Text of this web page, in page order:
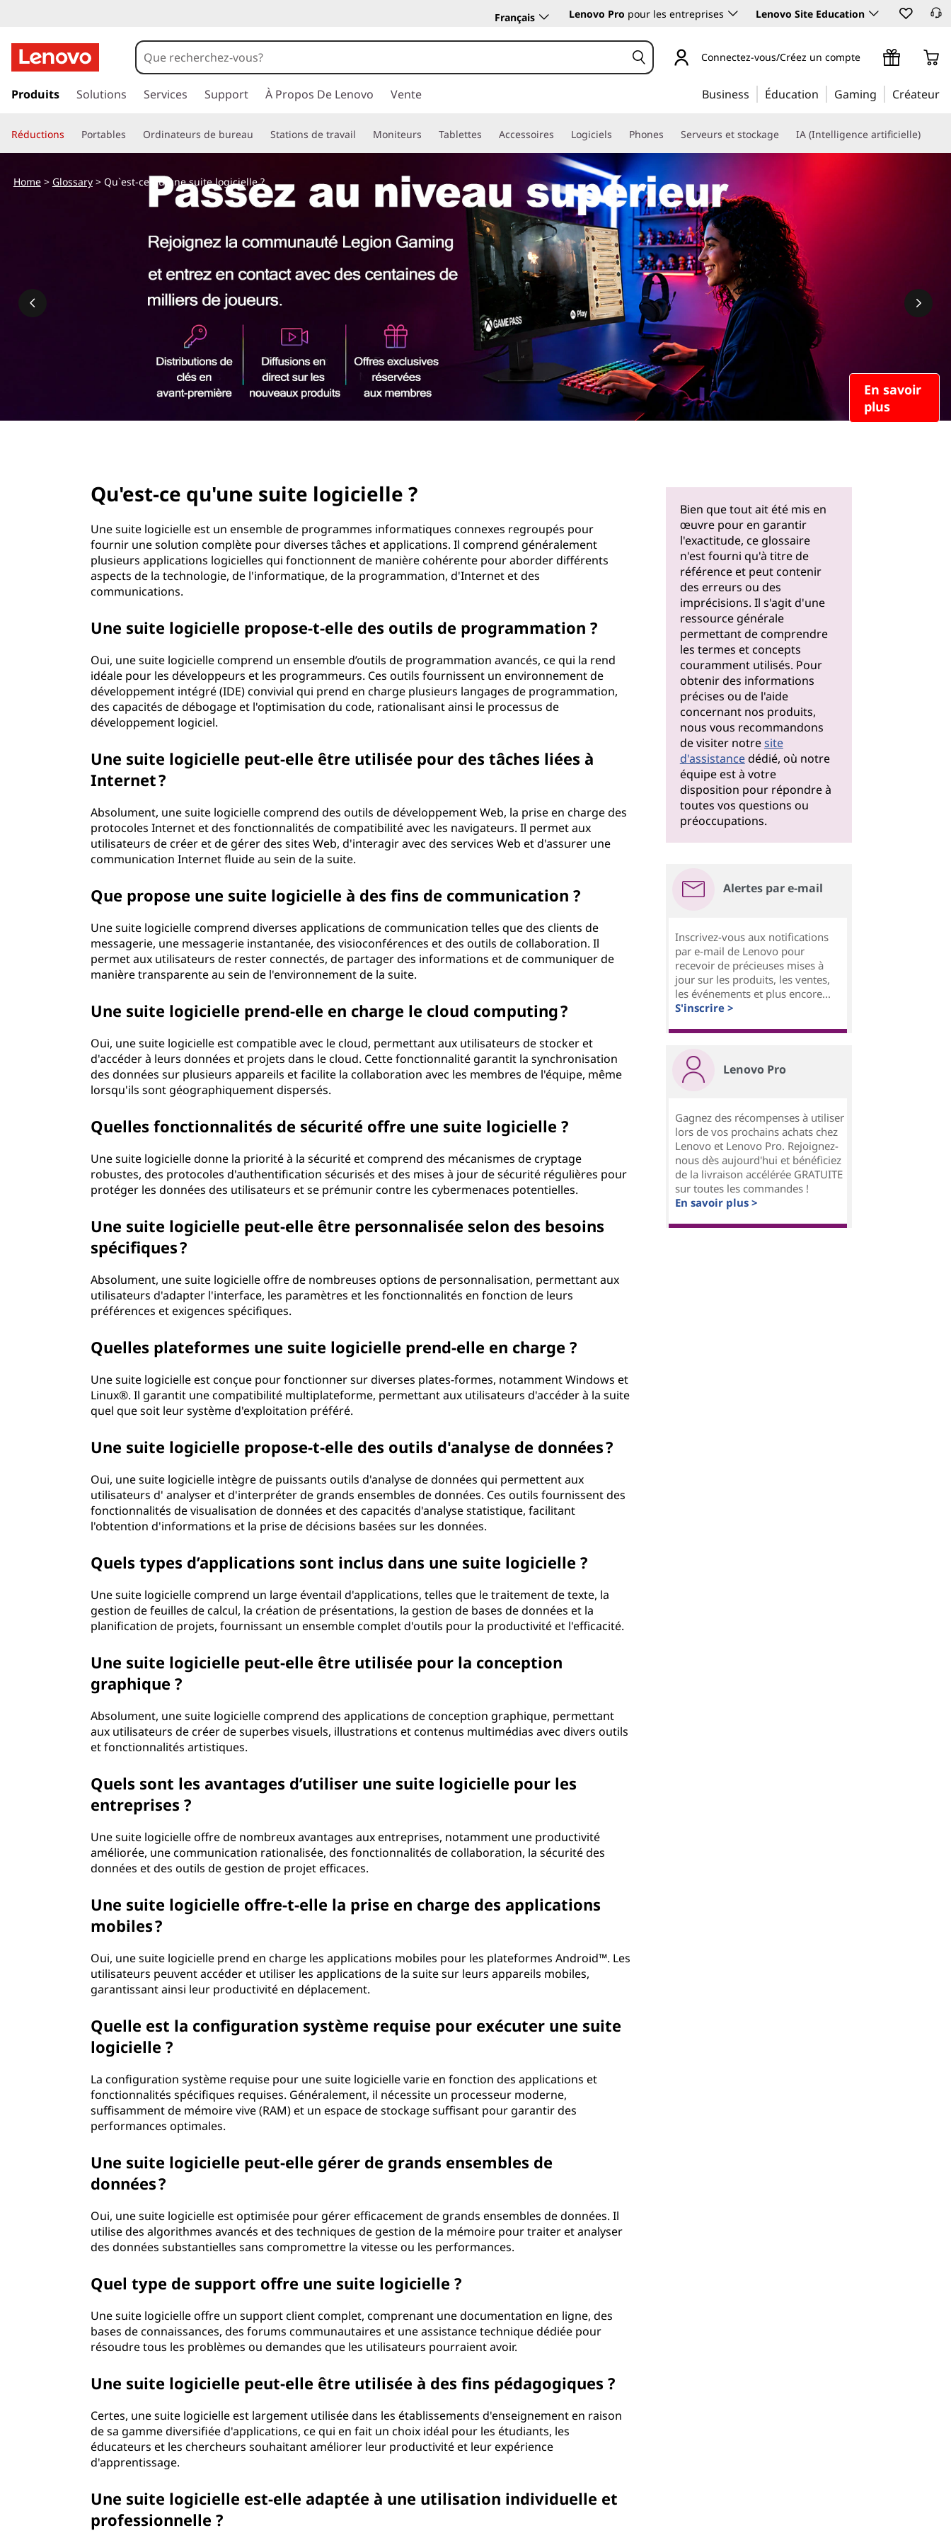
Français Lenovo Pro pour les entreprises Lenovo Site Education
a
e
r
u
a
Connectez-vous/Créez un compte
Produits Solutions Services Support À Propos De Lenovo Vente Business Éducation Gaming Créateur
Réductions Portables Ordinateurs de bureau Stations de travail Moniteurs Tablettes Accessoires Logiciels Phones Serveurs et stockage IA (Intelligence artificielle)
En savoir
plus
Home> Glossary> Qu`est-ce qu`une suite logicielle ?
Qu'est-ce qu'une suite logicielle ?
Une suite logicielle est un ensemble de programmes informatiques connexes regroupés pour
fournir une solution complète pour diverses tâches et applications. Il comprend généralement
plusieurs applications logicielles qui fonctionnent de manière cohérente pour aborder différents
aspects de la technologie, de l'informatique, de la programmation, d'Internet et des
communications.
Une suite logicielle propose-t-elle des outils de programmation ?
Oui, une suite logicielle comprend un ensemble d’outils de programmation avancés, ce qui la rend
idéale pour les développeurs et les programmeurs. Ces outils fournissent un environnement de
développement intégré (IDE) convivial qui prend en charge plusieurs langages de programmation,
des capacités de débogage et l'optimisation du code, rationalisant ainsi le processus de
développement logiciel.
Une suite logicielle peut-elle être utilisée pour des tâches liées à
Internet ?
Absolument, une suite logicielle comprend des outils de développement Web, la prise en charge des
protocoles Internet et des fonctionnalités de compatibilité avec les navigateurs. Il permet aux
utilisateurs de créer et de gérer des sites Web, d'interagir avec des services Web et d'assurer une
communication Internet fluide au sein de la suite.
Que propose une suite logicielle à des fins de communication ?
Une suite logicielle comprend diverses applications de communication telles que des clients de
messagerie, une messagerie instantanée, des visioconférences et des outils de collaboration. Il
permet aux utilisateurs de rester connectés, de partager des informations et de communiquer de
manière transparente au sein de l'environnement de la suite.
Une suite logicielle prend-elle en charge le cloud computing ?
Oui, une suite logicielle est compatible avec le cloud, permettant aux utilisateurs de stocker et
d'accéder à leurs données et projets dans le cloud. Cette fonctionnalité garantit la synchronisation
des données sur plusieurs appareils et facilite la collaboration avec les membres de l'équipe, même
lorsqu'ils sont géographiquement dispersés.
Quelles fonctionnalités de sécurité offre une suite logicielle ?
Une suite logicielle donne la priorité à la sécurité et comprend des mécanismes de cryptage
robustes, des protocoles d'authentification sécurisés et des mises à jour de sécurité régulières pour
protéger les données des utilisateurs et se prémunir contre les cybermenaces potentielles.
Une suite logicielle peut-elle être personnalisée selon des besoins
spécifiques ?
Absolument, une suite logicielle offre de nombreuses options de personnalisation, permettant aux
utilisateurs d'adapter l'interface, les paramètres et les fonctionnalités en fonction de leurs
préférences et exigences spécifiques.
Quelles plateformes une suite logicielle prend-elle en charge ?
Une suite logicielle est conçue pour fonctionner sur diverses plates-formes, notamment Windows et
Linux®. Il garantit une compatibilité multiplateforme, permettant aux utilisateurs d'accéder à la suite
quel que soit leur système d'exploitation préféré.
Une suite logicielle propose-t-elle des outils d'analyse de données ?
Oui, une suite logicielle intègre de puissants outils d'analyse de données qui permettent aux
utilisateurs d' analyser et d'interpréter de grands ensembles de données. Ces outils fournissent des
fonctionnalités de visualisation de données et des capacités d'analyse statistique, facilitant
l'obtention d'informations et la prise de décisions basées sur les données.
Quels types d’applications sont inclus dans une suite logicielle ?
Une suite logicielle comprend un large éventail d'applications, telles que le traitement de texte, la
gestion de feuilles de calcul, la création de présentations, la gestion de bases de données et la
planification de projets, fournissant un ensemble complet d'outils pour la productivité et l'efficacité.
Une suite logicielle peut-elle être utilisée pour la conception
graphique ?
Absolument, une suite logicielle comprend des applications de conception graphique, permettant
aux utilisateurs de créer de superbes visuels, illustrations et contenus multimédias avec divers outils
et fonctionnalités artistiques.
Quels sont les avantages d’utiliser une suite logicielle pour les
entreprises ?
Une suite logicielle offre de nombreux avantages aux entreprises, notamment une productivité
améliorée, une communication rationalisée, des fonctionnalités de collaboration, la sécurité des
données et des outils de gestion de projet efficaces.
Une suite logicielle offre-t-elle la prise en charge des applications
mobiles ?
Oui, une suite logicielle prend en charge les applications mobiles pour les plateformes Android™. Les
utilisateurs peuvent accéder et utiliser les applications de la suite sur leurs appareils mobiles,
garantissant ainsi leur productivité en déplacement.
Quelle est la configuration système requise pour exécuter une suite
logicielle ?
La configuration système requise pour une suite logicielle varie en fonction des applications et
fonctionnalités spécifiques requises. Généralement, il nécessite un processeur moderne,
suffisamment de mémoire vive (RAM) et un espace de stockage suffisant pour garantir des
performances optimales.
Une suite logicielle peut-elle gérer de grands ensembles de
données ?
Oui, une suite logicielle est optimisée pour gérer efficacement de grands ensembles de données. Il
utilise des algorithmes avancés et des techniques de gestion de la mémoire pour traiter et analyser
des données substantielles sans compromettre la vitesse ou les performances.
Quel type de support offre une suite logicielle ?
Une suite logicielle offre un support client complet, comprenant une documentation en ligne, des
bases de connaissances, des forums communautaires et une assistance technique dédiée pour
résoudre tous les problèmes ou demandes que les utilisateurs pourraient avoir.
Une suite logicielle peut-elle être utilisée à des fins pédagogiques ?
Certes, une suite logicielle est largement utilisée dans les établissements d'enseignement en raison
de sa gamme diversifiée d'applications, ce qui en fait un choix idéal pour les étudiants, les
éducateurs et les chercheurs souhaitant améliorer leur productivité et leur expérience
d'apprentissage.
Une suite logicielle est-elle adaptée à une utilisation individuelle et
professionnelle ?
Bien que tout ait été mis en
œuvre pour en garantir
l'exactitude, ce glossaire
n'est fourni qu'à titre de
référence et peut contenir
des erreurs ou des
imprécisions. Il s'agit d'une
ressource générale
permettant de comprendre
les termes et concepts
couramment utilisés. Pour
obtenir des informations
précises ou de l'aide
concernant nos produits,
nous vous recommandons
de visiter notresite
d'assistancedédié, où notre
équipe est à votre
disposition pour répondre à
toutes vos questions ou
préoccupations.
Alertes par e-mail
Inscrivez-vous aux notifications
par e-mail de Lenovo pour
recevoir de précieuses mises à
jour sur les produits, les ventes,
les événements et plus encore...
S'inscrire >
Lenovo Pro
Gagnez des récompenses à utiliser
lors de vos prochains achats chez
Lenovo et Lenovo Pro. Rejoignez-
nous dès aujourd'hui et bénéficiez
de la livraison accélérée GRATUITE
sur toutes les commandes !
En savoir plus >